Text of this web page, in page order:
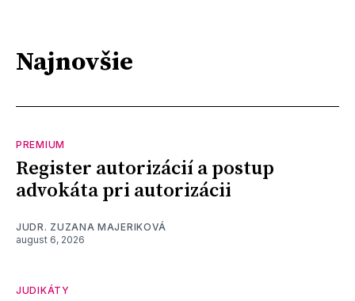
Najnovšie
PREMIUM
Register autorizácií a postup
advokáta pri autorizácii
JUDR. ZUZANA MAJERIKOVÁ
august 6, 2026
JUDIKÁTY